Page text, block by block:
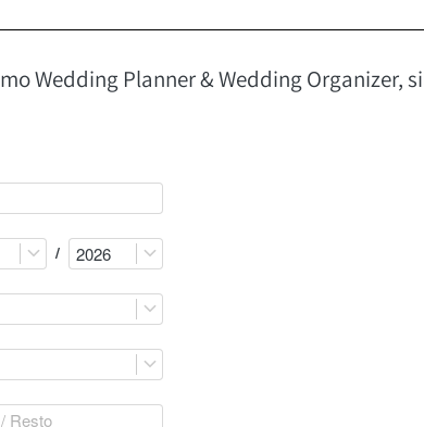
Wedding Planner & Wedding Organizer,
/ 2026